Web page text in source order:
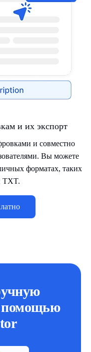
и их экспорт
и совместно
Вы можете
форматах, таких
TXT.
помощью